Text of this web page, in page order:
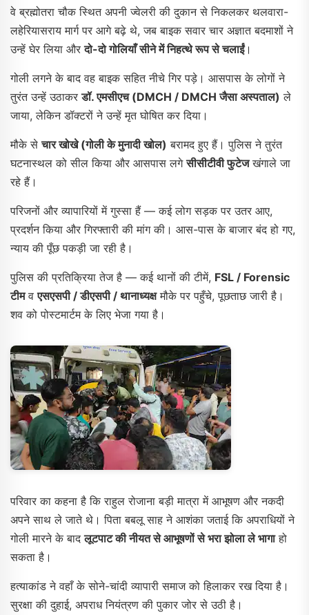
वे ब्रह्मोतरा चौक स्थित अपनी ज्वेलरी की दुकान से निकलकर थलवारा-
लहेरियासराय मार्ग पर आगे बढ़े थे, जब बाइक सवार चार अज्ञात बदमाशों ने
उन्हें घेर लिया औरदो-दो गोलियाँ सीने में निहत्थे रूप से चलाईं।
गोली लगने के बाद वह बाइक सहित नीचे गिर पड़े। आसपास के लोगों ने
तुरंत उन्हें उठाकरडॉ. एमसीएच (DMCH / DMCH जैसा अस्पताल) ले
जाया, लेकिन डॉक्टरों ने उन्हें मृत घोषित कर दिया।
मौके सेचार खोखे (गोली के मुनादी खोल) बरामद हुए हैं। पुलिस ने तुरंत
घटनास्थल को सील किया और आसपास लगेसीसीटीवी फुटेजखंगाले जा
रहे हैं।
परिजनों और व्यापारियों में गुस्सा हैं — कई लोग सड़क पर उतर आए,
प्रदर्शन किया और गिरफ्तारी की मांग की। आस-पास के बाजार बंद हो गए,
न्याय की पूँछ पकड़ी जा रही है।
पुलिस की प्रतिक्रिया तेज है — कई थानों की टीमें, FSL / Forensic
टीमवएसएसपी / डीएसपी / थानाध्यक्षमौके पर पहुँचे, पूछताछ जारी है।
शव को पोस्टमार्टम के लिए भेजा गया है।
परिवार का कहना है कि राहुल रोजाना बड़ी मात्रा में आभूषण और नकदी
अपने साथ ले जाते थे। पिता बबलू साह ने आशंका जताई कि अपराधियों ने
गोली मारने के बादलूटपाट की नीयत से आभूषणों से भरा झोला ले भागाहो
सकता है।
हत्याकांड ने वहाँ के सोने-चांदी व्यापारी समाज को हिलाकर रख दिया है।
सुरक्षा की दुहाई, अपराध नियंत्रण की पुकार जोर से उठी है।